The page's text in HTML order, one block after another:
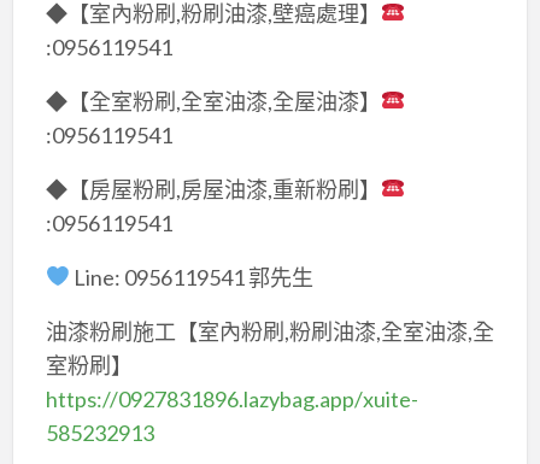
◆【室內粉刷,粉刷油漆,壁癌處理】
:0956119541
◆【全室粉刷,全室油漆,全屋油漆】
:0956119541
◆【房屋粉刷,房屋油漆,重新粉刷】
:0956119541
Line: 0956119541 郭先生
油漆粉刷施工【室內粉刷,粉刷油漆,全室油漆,全
室粉刷】
https://0927831896.lazybag.app/xuite-
585232913